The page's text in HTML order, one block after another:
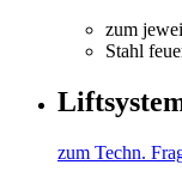
zum
Stahl
zum Techn.